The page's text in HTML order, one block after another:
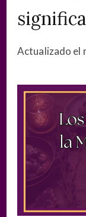
Actualizado el